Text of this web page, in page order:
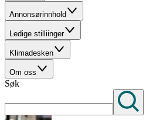
Annonsørinnhold
Ledige stilliinger
Klimadesken
Om oss
Søk